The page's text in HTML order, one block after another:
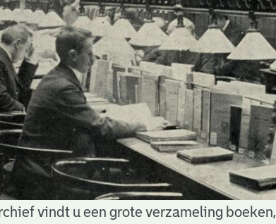
vindt u een grote verzameling boeken,